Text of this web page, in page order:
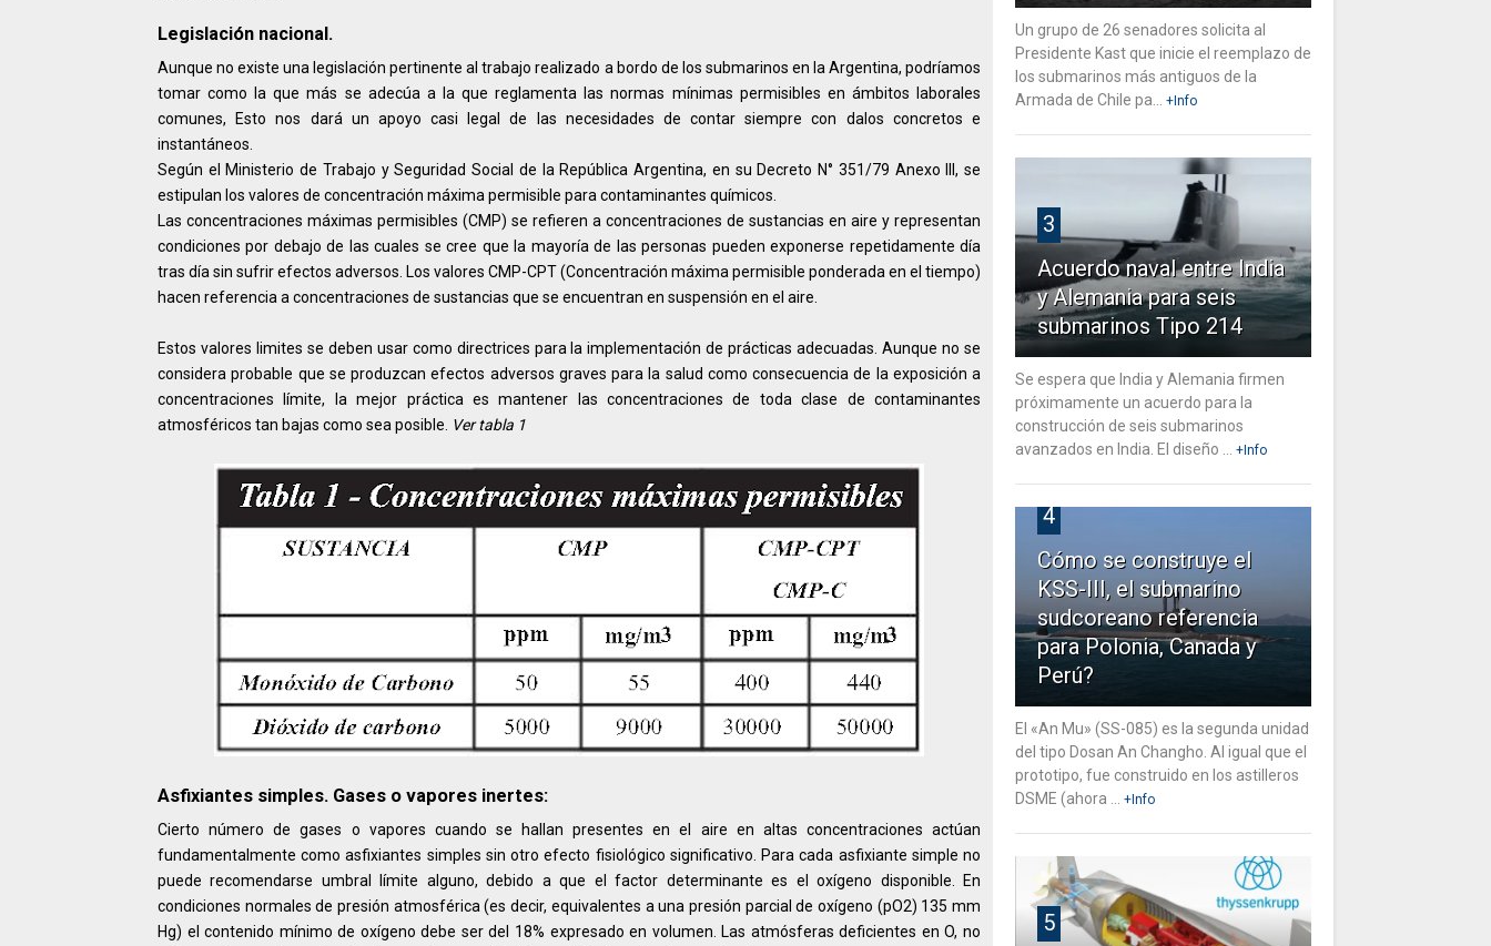
Legislación nacional.
Aunque no existe una legislación pertinente al trabajo realizado a bordo de los submarinos en la Argentina, podríamos
tomar como la que más se adecúa a la que reglamenta las normas mínimas permisibles en ámbitos laborales
comunes, Esto nos dará un apoyo casi legal de las necesidades de contar siempre con dalos concretos e
instantáneos.
Según el Ministerio de Trabajo y Seguridad Social de la República Argentina, en su Decreto N° 351/79 Anexo III, se
estipulan los valores de concentración máxima permisible para contaminantes químicos.
Las concentraciones máximas permisibles (CMP) se refieren a concentraciones de sustancias en aire y representan
condiciones por debajo de las cuales se cree que la mayoría de las personas pueden exponerse repetidamente día
tras día sin sufrir efectos adversos. Los valores CMP-CPT (Concentración máxima permisible ponderada en el tiempo)
hacen referencia a concentraciones de sustancias que se encuentran en suspensión en el aire.
Estos valores limites se deben usar como directrices para la implementación de prácticas adecuadas. Aunque no se
considera probable que se produzcan efectos adversos graves para la salud como consecuencia de la exposición a
concentraciones límite, la mejor práctica es mantener las concentraciones de toda clase de contaminantes
atmosféricos tan bajas como sea posible. Ver tabla 1
Asfixiantes simples. Gases o vapores inertes:
Cierto número de gases o vapores cuando se hallan presentes en el aire en altas concentraciones actúan
fundamentalmente como asfixiantes simples sin otro efecto fisiológico significativo. Para cada asfixiante simple no
puede recomendarse umbral límite alguno, debido a que el factor determinante es el oxígeno disponible. En
condiciones normales de presión atmosférica (es decir, equivalentes a una presión parcial de oxígeno (pO2) 135 mm
Hg) el contenido mínimo de oxígeno debe ser del 18% expresado en volumen. Las atmósferas deficientes en O, no
Un grupo de 26 senadores solicita al
Presidente Kast que inicie el reemplazo de
los submarinos más antiguos de la
Armada de Chile pa...
+Info
3
Acuerdo naval entre India
y Alemania para seis
submarinos Tipo 214
Se espera que India y Alemania firmen
próximamente un acuerdo para la
construcción de seis submarinos
avanzados en India. El diseño ...
+Info
4
Cómo se construye el
KSS-III, el submarino
sudcoreano referencia
para Polonia, Canada y
Perú?
El «An Mu» (SS-085) es la segunda unidad
del tipo Dosan An Changho. Al igual que el
prototipo, fue construido en los astilleros
DSME (ahora ...
+Info
5